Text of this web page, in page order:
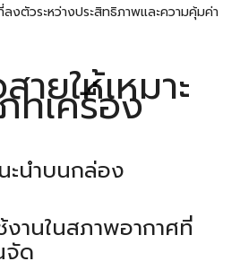
งตัวระหว่างประสิทธิภาพและความคุ้มค่า
ายให้เหมาะ
ทเครื่อง
ะนำบนกล่อง
งานในสภาพอากาศที่
จัด